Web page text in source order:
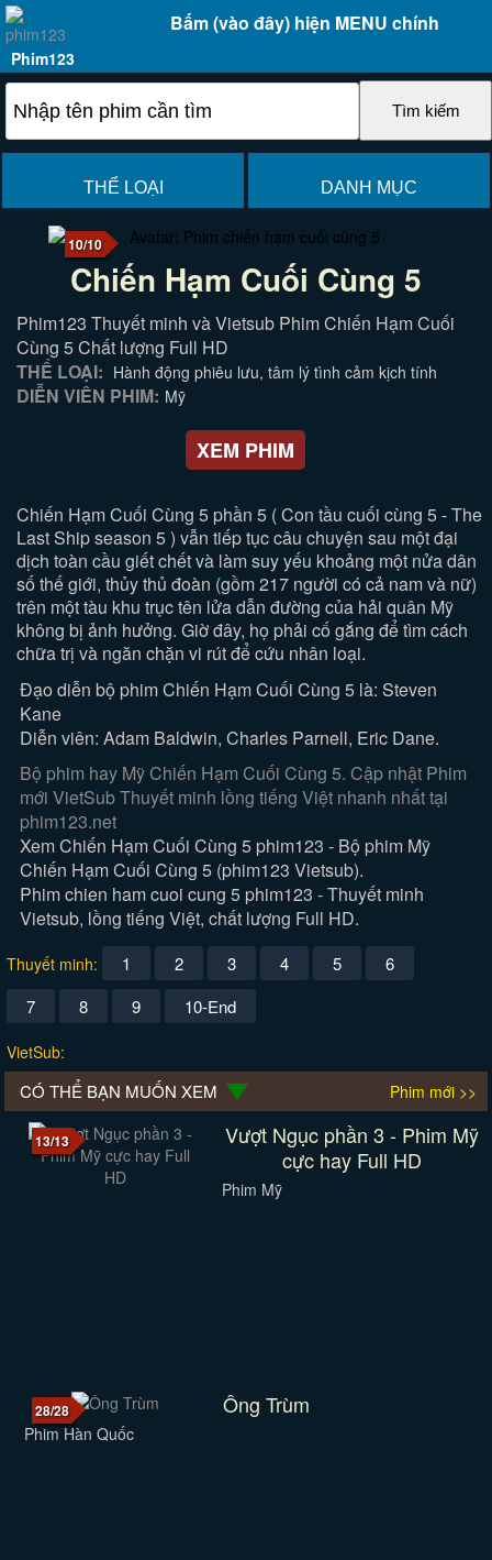
Bấm (vào đây) hiện MENU chính
Phim123
THỂ LOẠI DANH MỤC
10/10
Chiến Hạm Cuối Cùng 5
Phim123 Thuyết minh và Vietsub Phim Chiến Hạm Cuối
Cùng 5 Chất lượng Full HD
THỂ LOẠI: Hành động phiêu lưu, tâm lý tình cảm kịch tính
DIỄN VIÊN PHIM: Mỹ
XEM PHIM
Chiến Hạm Cuối Cùng 5 phần 5 ( Con tầu cuối cùng 5 - The
Last Ship season 5 ) vẫn tiếp tục câu chuyện sau một đại
dịch toàn cầu giết chết và làm suy yếu khoảng một nửa dân
số thế giới, thủy thủ đoàn (gồm 217 người có cả nam và nữ)
trên một tàu khu trục tên lửa dẫn đường của hải quân Mỹ
không bị ảnh hưởng. Giờ đây, họ phải cố gắng để tìm cách
chữa trị và ngăn chặn vi rút để cứu nhân loại.
Đạo diễn bộ phim Chiến Hạm Cuối Cùng 5 là: Steven
Kane
Diễn viên: Adam Baldwin, Charles Parnell, Eric Dane.
Bộ phim hay Mỹ Chiến Hạm Cuối Cùng 5. Cập nhật Phim
mới VietSub Thuyết minh lồng tiếng Việt nhanh nhất tại
phim123.net
Xem Chiến Hạm Cuối Cùng 5 phim123 - Bộ phim Mỹ
Chiến Hạm Cuối Cùng 5 (phim123 Vietsub).
Phim chien ham cuoi cung 5 phim123 - Thuyết minh
Vietsub, lồng tiếng Việt, chất lượng Full HD.
Thuyết minh: 1 2 3 4 5
6
7
8 9 10-End
VietSub:
CÓ THỂ BẠN MUỐN XEM Phim mới >>
13/13
Vượt Ngục phần 3 - Phim Mỹ
cực hay Full HD
Phim Mỹ
28/28 Ông Trùm
Phim Hàn Quốc